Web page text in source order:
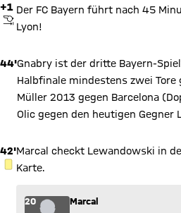
+1
ABPFIFF
Der FC Bayern führt nach 45
Lyon!
44'Gnabry ist der dritte Bayern-
Halbfinale mindestens zwei Tore
Müller 2013 gegen Barcelona
Olic gegen den heutigen Gegner
42'
GELBE KARTE
Marcal checkt Lewandowski in
Karte.
20 Marcal